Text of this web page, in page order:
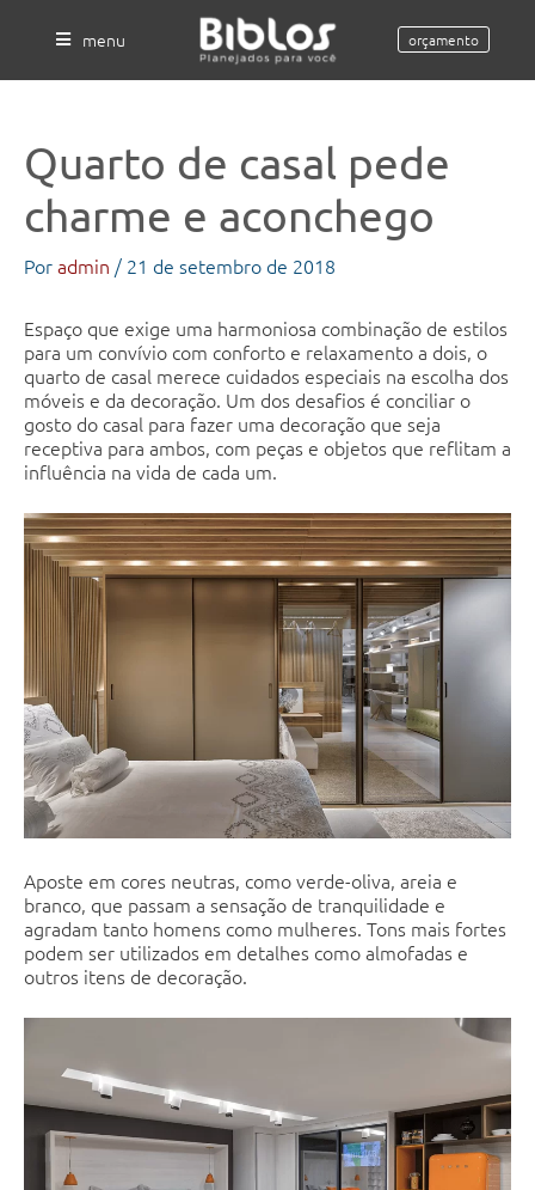
conteúdo
menu orçamento
Quarto de casal pede
charme e aconchego
Poradmin / 21 de setembro de 2018
Espaço que exige uma harmoniosa combinação de estilos
para um convívio com conforto e relaxamento a dois, o
quarto de casal merece cuidados especiais na escolha dos
móveis e da decoração. Um dos desafios é conciliar o
gosto do casal para fazer uma decoração que seja
receptiva para ambos, com peças e objetos que reflitam a
influência na vida de cada um.
Aposte em cores neutras, como verde-oliva, areia e
branco, que passam a sensação de tranquilidade e
agradam tanto homens como mulheres. Tons mais fortes
podem ser utilizados em detalhes como almofadas e
outros itens de decoração.